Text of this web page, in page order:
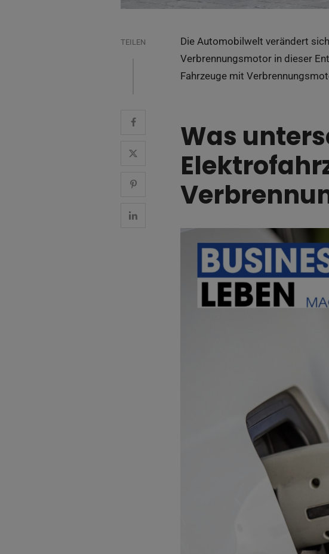
TEILEN
Die Automobilwelt verändert
Verbrennungsmotor in dieser
Fahrzeuge mit
Was